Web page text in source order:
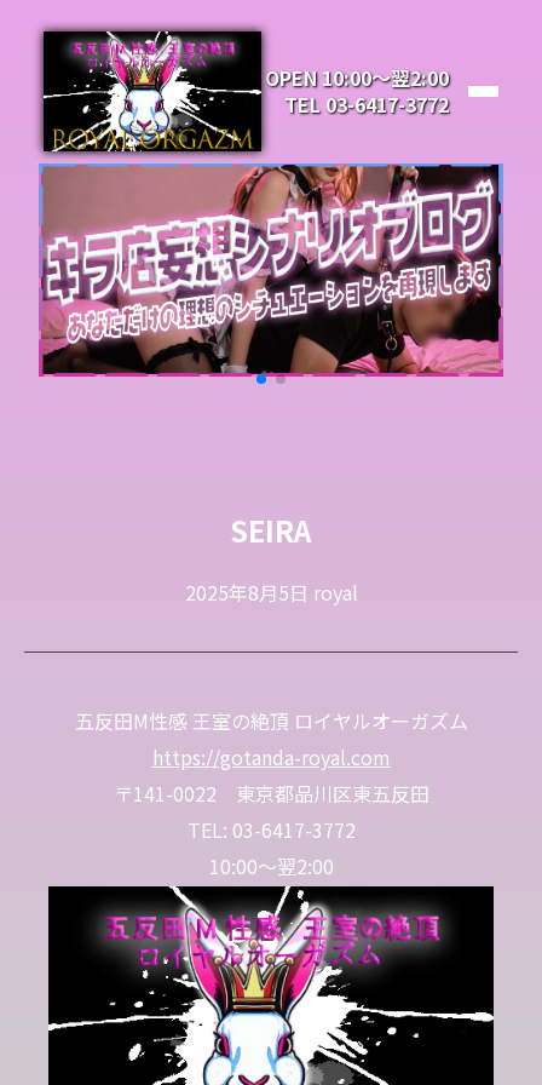
OPEN 10:00～翌2:00
TEL 03-6417-3772
SEIRA
2025年8月5日 royal
五反田M性感 王室の絶頂 ロイヤルオーガズム
https://gotanda-royal.com
〒141-0022 東京都品川区東五反田
TEL: 03-6417-3772
10:00～翌2:00